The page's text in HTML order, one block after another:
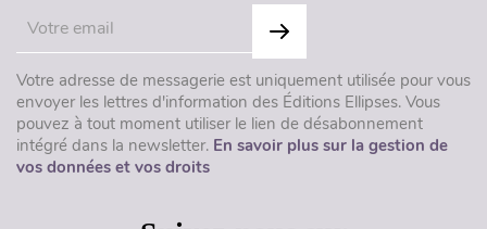
Votre adresse de messagerie est uniquement utilisée pour vous
envoyer les lettres d'information des Éditions Ellipses. Vous
pouvez à tout moment utiliser le lien de désabonnement
intégré dans la newsletter. En savoir plus sur la gestion de
vos données et vos droits